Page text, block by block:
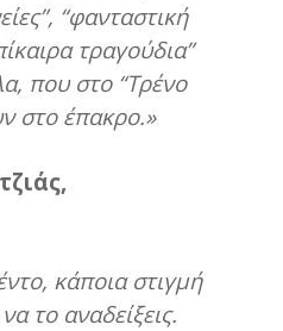
“φανταστική
τραγούδια”
που στο “Τρένο
στο έπακρο.»
κάποια στιγμή
το αναδείξεις.